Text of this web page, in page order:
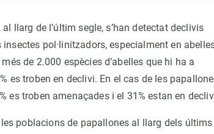
llarg de l’últim segle, s’han detectat declivis
pol·linitzadors, especialment en
de 2.000 espècies d’abelles que hi ha a
es troben en declivi. En el cas de les
es troben amenaçades i el 31% estan en
poblacions de papallones al llarg dels últims